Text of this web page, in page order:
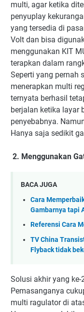
multi, agar ketika
penyuplay
yang tersedia di
Volt dan bisa
menggunakan KIT
terapkan dalam
Seperti yang pernah
menerapkan multi
ternyata berhasil
berjalan ketika layar
penyebabnya.
Hanya saja sedikit
2. Menggunakan
BACA JUGA
Cara
Gambarnya tapi
Referensi Cara
TV China
Flyback tidak
Solusi akhir yang
Pemasanganya
multi ragulator di